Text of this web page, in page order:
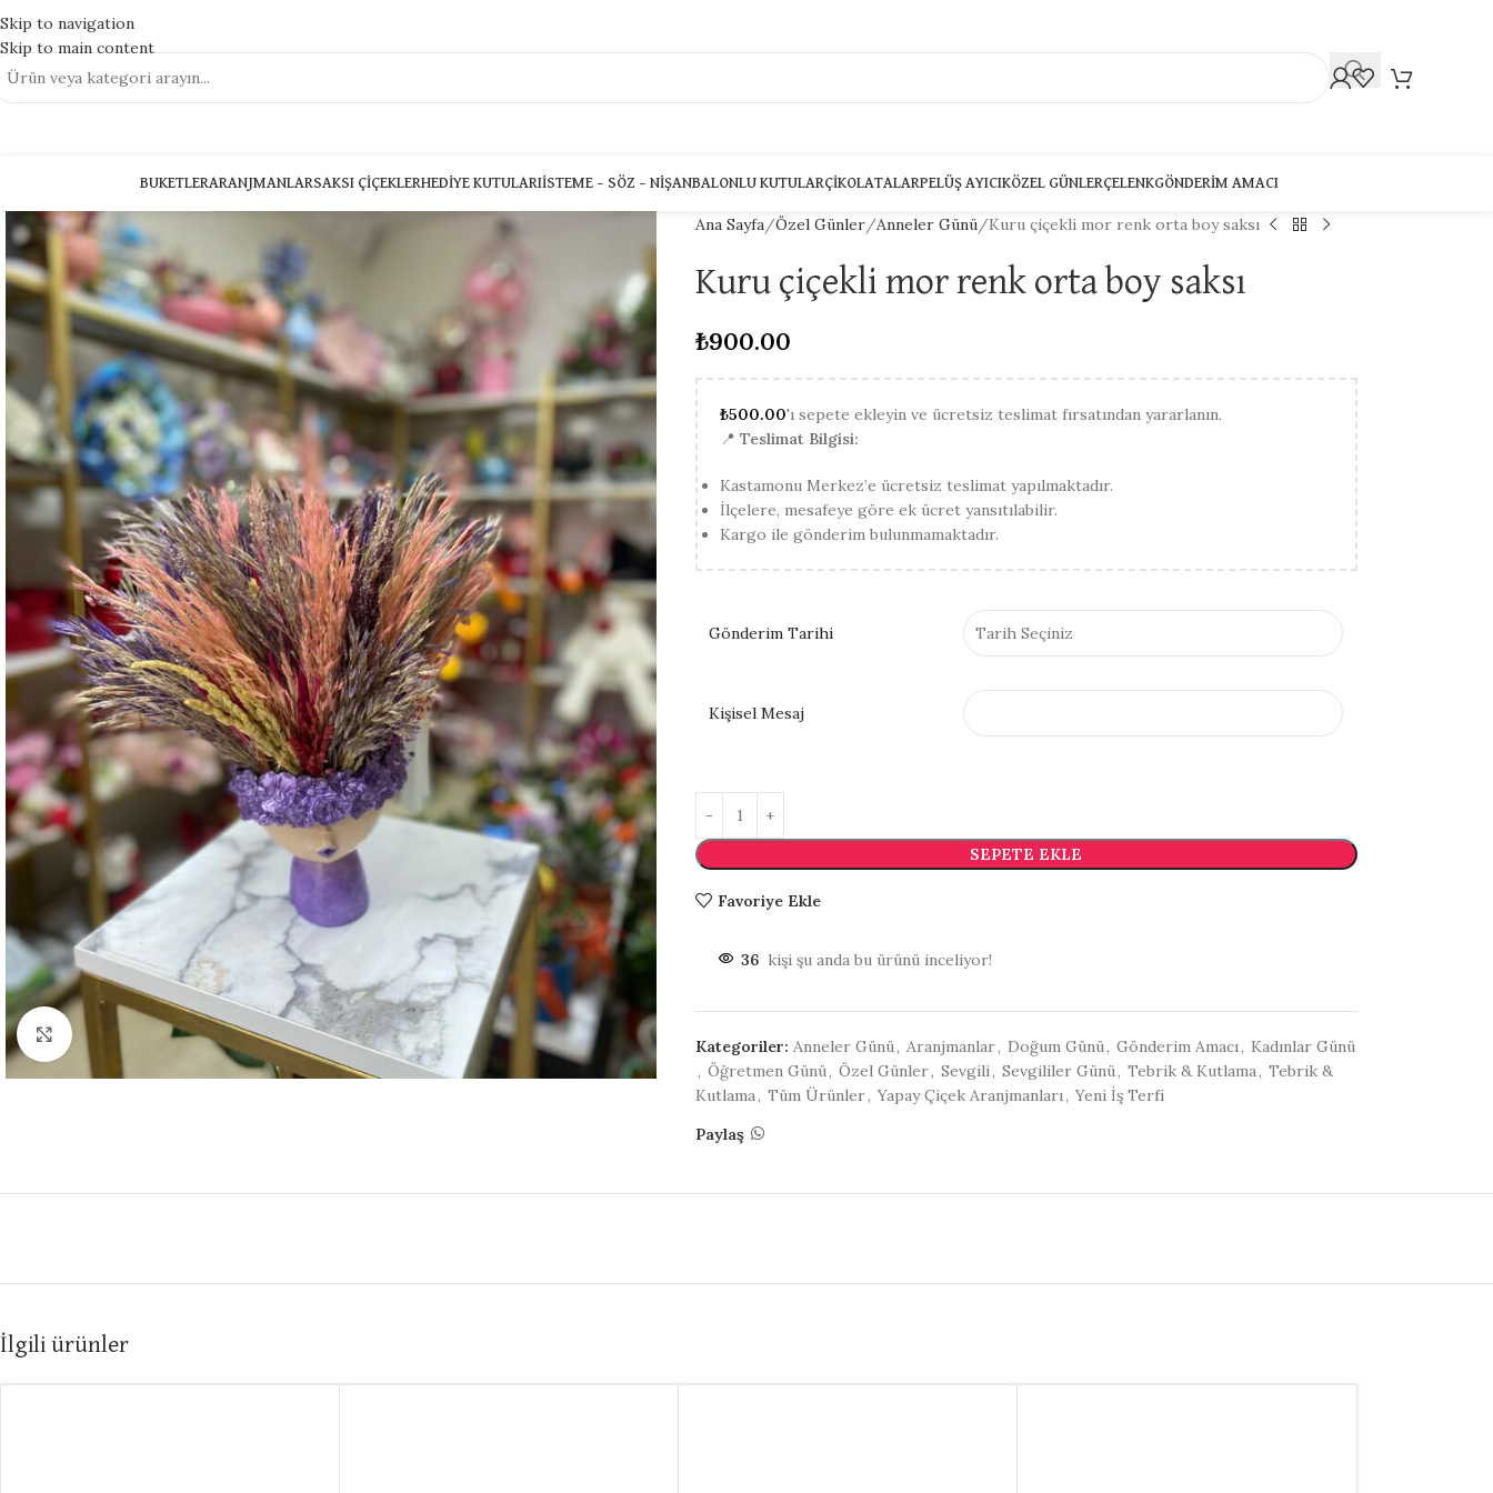
Skip to navigation
Skip to main content
BUKETLERARANJMANLARSAKSI ÇIÇEKLERHEDIYE KUTULARIİSTEME – SÖZ – NIŞANBALONLU KUTULARÇIKOLATALARPELÜŞ AYICIKÖZEL GÜNLERÇELENKGÖNDERIM AMACI
Click to enlarge
Ana Sayfa Özel Günler Anneler Günü Kuru çiçekli mor renk orta boy saksı
Kuru çiçekli mor renk orta boy saksı
₺900.00
₺500.00'ı sepete ekleyin ve ücretsiz teslimat fırsatından yararlanın.
📍 Teslimat Bilgisi:
Kastamonu Merkez’e ücretsiz teslimat yapılmaktadır.
İlçelere, mesafeye göre ek ücret yansıtılabilir.
Kargo ile gönderim bulunmamaktadır.
Gönderim Tarihi
Kişisel Mesaj
SEPETE EKLE
Favoriye Ekle
36 kişi şu anda bu ürünü inceliyor!
Kategoriler: Anneler Günü, Aranjmanlar, Doğum Günü, Gönderim Amacı, Kadınlar Günü
, Öğretmen Günü, Özel Günler, Sevgili, Sevgililer Günü, Tebrik & Kutlama, Tebrik &
Kutlama, Tüm Ürünler, Yapay Çiçek Aranjmanları, Yeni İş Terfi
Paylaş
İlgili ürünler